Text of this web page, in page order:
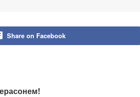
Share on Facebook